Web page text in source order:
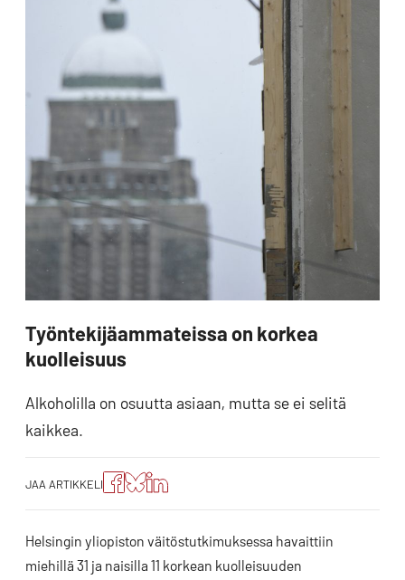
Työntekijäammateissa on korkea
kuolleisuus
Alkoholilla on osuutta asiaan, mutta se ei selitä
kaikkea.
JAA ARTIKKELI
Jaa
artikkeli
Facebookissa
Jaa
artikkeli
Blueskyssa
Jako:
Jaa
artikkeli
Helsingin yliopiston väitöstutkimuksessa havaittiin
miehillä 31 ja naisilla 11 korkean kuolleisuuden